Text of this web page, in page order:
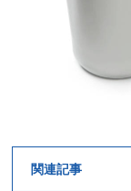
関連記事